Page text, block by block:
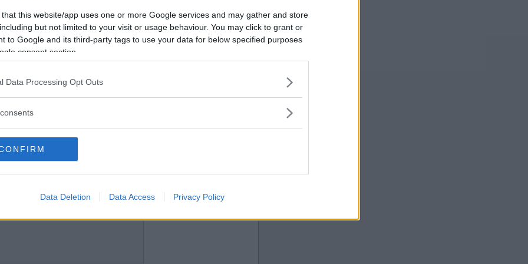
that this website/app uses one or more Google services and may gather and store
but not limited to your visit or usage behaviour. You may click to grant or
to Google and its third-party tags to use your data for below specified purposes
consent section.
Data Processing Opt Outs
Data Deletion Data Access Privacy Policy
2017-04-21 17:05
Vill du bli
medlem?